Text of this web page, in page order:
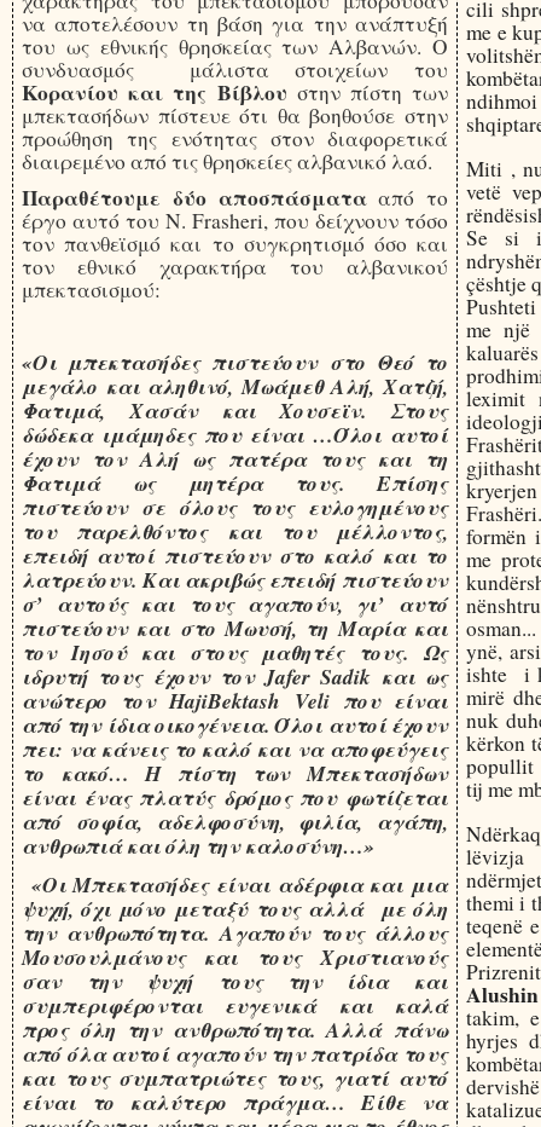
να αποτελέσουν τη βάση για την ανάπτυξή
του ως εθνικής θρησκείας των Αλβανών. Ο
συνδυασμός μάλιστα στοιχείων του
Κορανίου και της Βίβλου στην πίστη των
μπεκτασήδων πίστευε ότι θα βοηθούσε στην
προώθηση της ενότητας στον διαφορετικά
διαιρεμένο από τις θρησκείες αλβανικό λαό.
Παραθέτουμε δύο αποσπάσματααπό το
έργο αυτό του N. Frasheri, που δείχνουν τόσο
τον πανθεϊσμό και το συγκρητισμό όσο και
τον εθνικό χαρακτήρα του αλβανικού
μπεκτασισμού:
«Οι μπεκτασήδες πιστεύουν στο Θεό το
μεγάλο και αληθινό, Μωάμεθ Αλή, Χατζή,
Φατιμά, Χασάν και Χουσεϊν. Στους
δώδεκα ιμάμηδες που είναι …Όλοι αυτοί
έχουν τον Αλή ως πατέρα τους και τη
Φατιμά ως μητέρα τους. Επίσης
πιστεύουν σε όλους τους ευλογημένους
του παρελθόντος και του μέλλοντος,
επειδή αυτοί πιστεύουν στο καλό και το
λατρεύουν. Και ακριβώς επειδή πιστεύουν
σ’ αυτούς και τους αγαπούν, γι’ αυτό
πιστεύουν και στο Μωυσή, τη Μαρία και
τον Ιησού και στους μαθητές τους. Ως
ιδρυτή τους έχουν τον Jafer Sadik και ως
ανώτερο τον HajiBektash Veli που είναι
από την ίδια οικογένεια. Όλοι αυτοί έχουν
πει: να κάνεις το καλό και να αποφεύγεις
το κακό… Η πίστη των Μπεκτασήδων
είναι ένας πλατύς δρόμος που φωτίζεται
από σοφία, αδελφοσύνη, φιλία, αγάπη,
ανθρωπιά και όλη την καλοσύνη…»
«Οι Μπεκτασήδες είναι αδέρφια και μια
ψυχή, όχι μόνο μεταξύ τους αλλά με όλη
την ανθρωπότητα. Αγαπούν τους άλλους
Μουσουλμάνους και τους Χριστιανούς
σαν την ψυχή τους την ίδια και
συμπεριφέρονται ευγενικά και καλά
προς όλη την ανθρωπότητα. Αλλά πάνω
από όλα αυτοί αγαπούν την πατρίδα τους
και τους συμπατριώτες τους, γιατί αυτό
είναι το καλύτερο πράγμα… Είθε να
cili
me e
Miti ,
vetë
Se si
çështje
me një
leximit
formën
me
ynë,
ishte i
mirë
nuk
kërkon
popullit
tij me
lëvizja
themi i
teqenë
Alushin
takim,
hyrjes